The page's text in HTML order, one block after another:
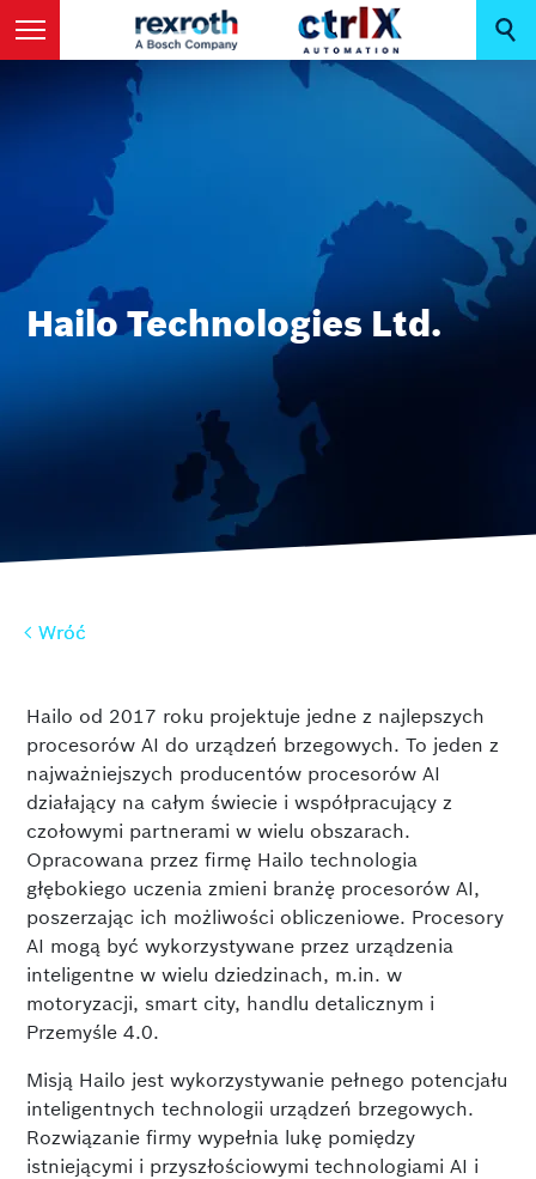
Wróć
Hailo Technologies Ltd.
Hailo od 2017 roku projektuje jedne z najlepszych
procesorów AI do urządzeń brzegowych. To jeden z
najważniejszych producentów procesorów AI
działający na całym świecie i współpracujący z
czołowymi partnerami w wielu obszarach.
Opracowana przez firmę Hailo technologia
głębokiego uczenia zmieni branżę procesorów AI,
poszerzając ich możliwości obliczeniowe. Procesory
AI mogą być wykorzystywane przez urządzenia
inteligentne w wielu dziedzinach, m.in. w
motoryzacji, smart city, handlu detalicznym i
Przemyśle 4.0.
Misją Hailo jest wykorzystywanie pełnego potencjału
inteligentnych technologii urządzeń brzegowych.
Rozwiązanie firmy wypełnia lukę pomiędzy
istniejącymi i przyszłościowymi technologiami AI i
Wróć